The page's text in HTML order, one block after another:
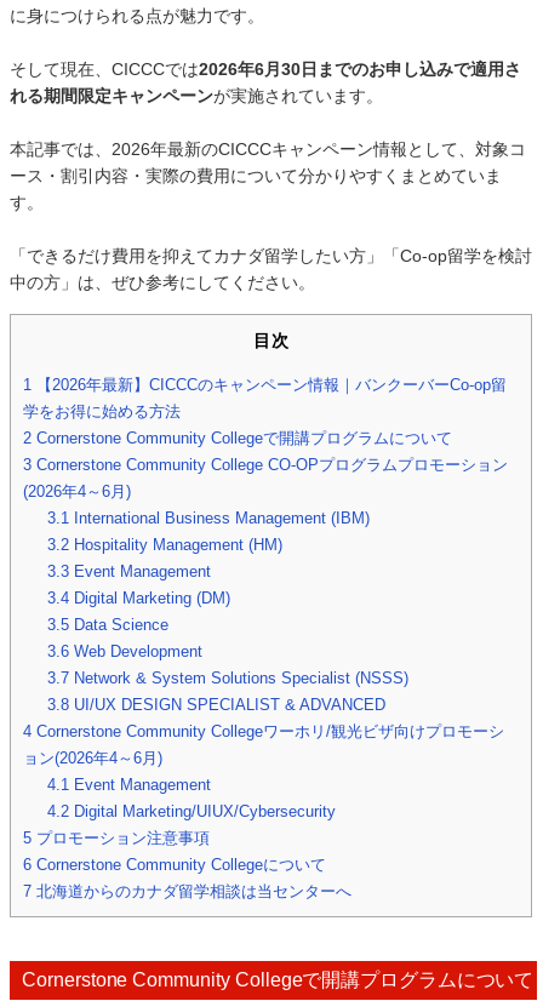
に身につけられる点が魅力です。
そして現在、CICCCでは2026年6月30日までのお申し込みで適用さ
れる期間限定キャンペーンが実施されています。
本記事では、2026年最新のCICCCキャンペーン情報として、対象コ
ース・割引内容・実際の費用について分かりやすくまとめていま
す。
「できるだけ費用を抑えてカナダ留学したい方」「Co-op留学を検討
中の方」は、ぜひ参考にしてください。
目次
1
【2026年最新】CICCCのキャンペーン情報｜バンクーバーCo-op留
学をお得に始める方法
2 Cornerstone Community Collegeで開講プログラムについて
3 Cornerstone Community College CO-OPプログラムプロモーション
(2026年4～6月)
3.1
International Business Management (IBM)
3.2 Hospitality Management (HM)
3.3 Event Management
3.4 Digital Marketing (DM)
3.5 Data Science
3.6 Web Development
3.7 Network & System Solutions Specialist (NSSS)
3.8 UI/UX DESIGN SPECIALIST & ADVANCED
4 Cornerstone Community Collegeワーホリ/観光ビザ向けプロモーシ
ョン(2026年4～6月)
4.1 Event Management
4.2 Digital Marketing/UIUX/Cybersecurity
5 プロモーション注意事項
6 Cornerstone Community Collegeについて
7 北海道からのカナダ留学相談は当センターへ
Cornerstone Community Collegeで開講プログラムについて